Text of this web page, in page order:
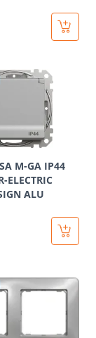
M-GA IP44
ELECTRIC
ALU